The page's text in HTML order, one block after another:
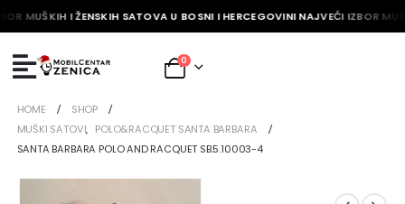
MUŠKIH I ŽENSKIH SATOVA U BOSNI I HERCEGOVINI NAJVEĆI IZBOR
0
HOME
SHOP
MUŠKI SATOVI, POLO&RACQUET SANTA BARBARA
SANTA BARBARA POLO AND RACQUET SB.5.10003-4